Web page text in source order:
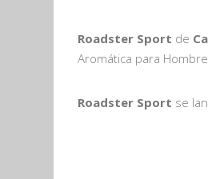
Roadster Sport de
Aromática para
Roadster Sport se